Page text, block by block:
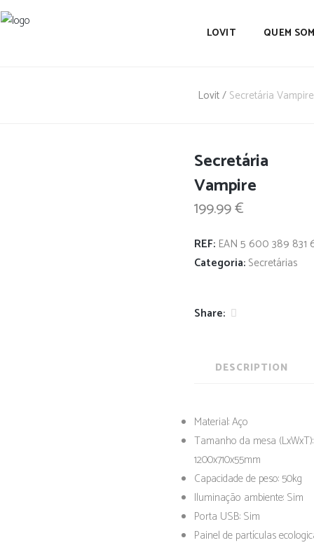
LOVIT QUEM
Lovit/ Secretária Vampire
Secretária
Vampire
199.99€
REF: EAN 5 600 389 831
Categoria: Secretárias
Share:
DESCRIPTION
Material: Aço
Tamanho da mesa (LxWxT):
1200x710x55mm
Capacidade de peso: 50kg
Iluminação ambiente: Sim
Porta USB: Sim
Painel de partículas